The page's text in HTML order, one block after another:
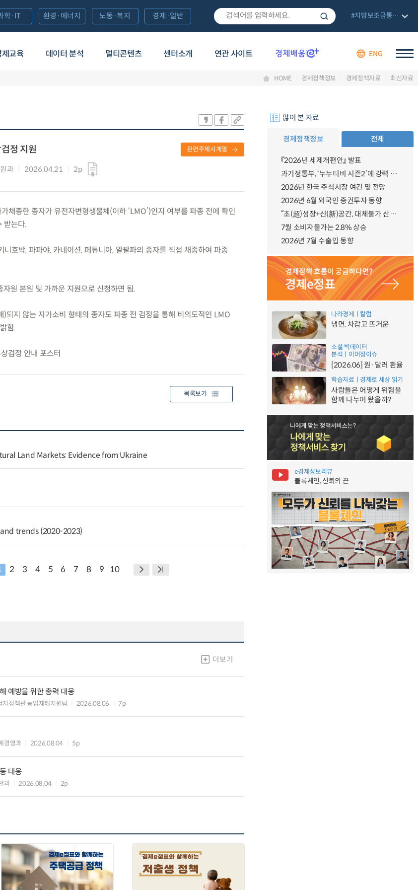
제교육 데이터 분석 멀티콘텐츠 센터소개 연관 사이트 ENG
학·IT 환경·에너지 노동·복지 경제·일반 #지방보조금통합관리망
HOME 경제정책정보 경제정책자료 최신자료
정 지원
과 2026.04.21 2p
관련주제시계열
채종한 종자가 유전자변형생물체(이하 ‘LMO’)인지 여부를 파종 전에 확인
받는다.
호박, 파파야, 카네이션, 페튜니아, 알팔파의 종자를 직접 채종하여 파종
원 본원 및 가까운 지원으로 신청하면 됨.
되지 않는 자가소비 형태의 종자도 파종 전 검정을 통해 비의도적인 LMO
힘.
검정 안내 포스터
목록보기
Land Markets: Evidence from Ukraine
trends (2020-2023)
2 3 4 5 6 7 8 9 10
더보기
예방을 위한 총력 대응
정책관 농업재해지원팀 2026.08.06 7p
경영과 2026.08.04 5p
대응
과 2026.08.04 2p
많이 본 자료
경제정책정보 전체
『2026년 세제개편안』 발표
과기정통부, ‘누누티비 시즌2’에 강력 대응 의지 밝혀
2026년 한국 주식시장 여건 및 전망
2026년 6월 외국인 증권투자 동향
“초(超)성장+신(新)공간, 대체불가 산업강국”
7월 소비자물가는 2.8% 상승
2026년 7월 수출입 동향
나라경제ㅣ칼럼
냉면, 차갑고 뜨거운
소셜 빅데이터
분석ㅣ이머징이슈
[2026.06] 원·달러 환율
학습자료ㅣ경제로 세상 읽기
사람들은 어떻게 위험을
함께 나누어 왔을까?
e경제정보리뷰
블록체인, 신뢰의 끈